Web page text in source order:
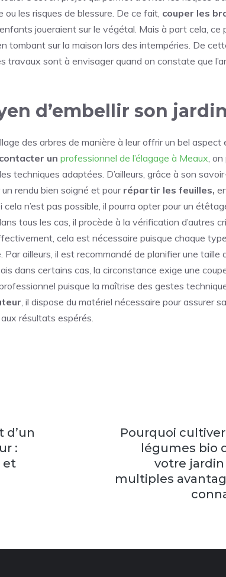
les risques de blessure. De ce fait, couper les
joueraient sur le végétal. Mais à part cela,
tombant sur la maison lors des intempéries. De
travaux sont à envisager quand on constate que
d’embellir son jardin
des arbres de manière à leur offrir un bel aspect
contacter un professionnel de l’élagage à Meaux, on
techniques adaptées. D’ailleurs, grâce à son
rendu bien soigné et pour répartir les feuilles,
cela n’est pas possible, il pourra opter pour un
tous les cas, il procède à la vérification d’autres
cela est nécessaire puisque chaque
ailleurs, il est recommandé de planifier une taille
dans certains cas, la circonstance exige une
puisque la maîtrise des gestes
, il dispose du matériel nécessaire pour assurer
résultats espérés.
:
et
Pourquoi
légumes bio
votre jardin
multiples